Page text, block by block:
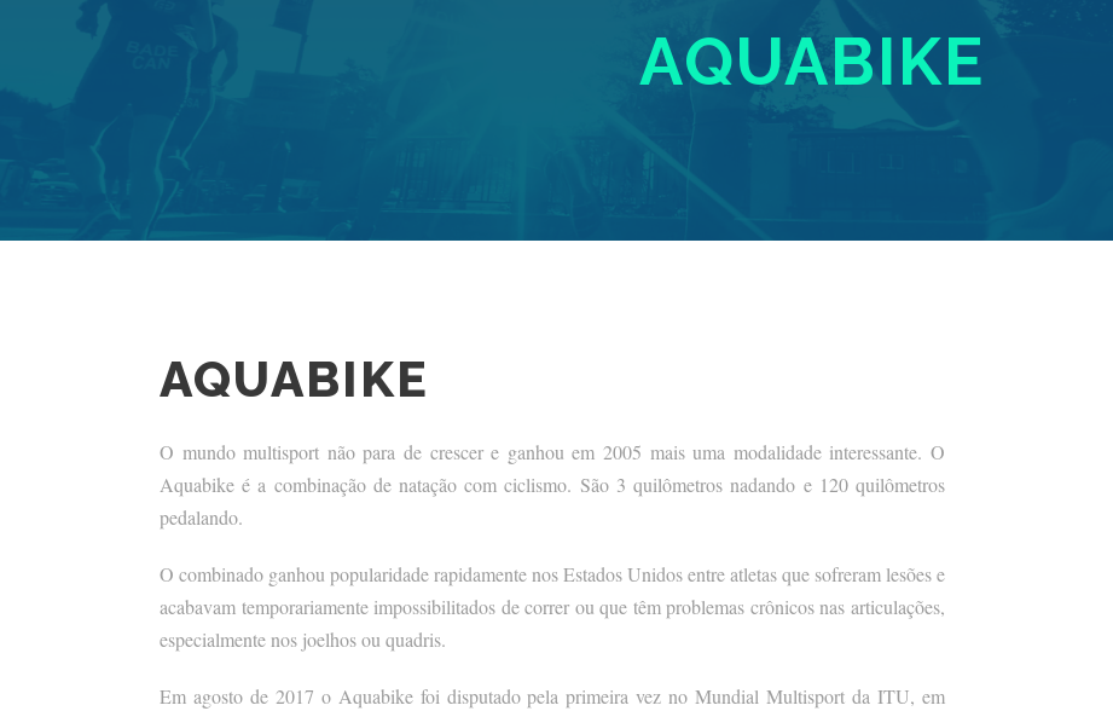
AQUABIKE
AQUABIKE
O mundo multisport não para de crescer e ganhou em 2005 mais uma modalidade interessante. O
Aquabike é a combinação de natação com ciclismo. São 3 quilômetros nadando e 120 quilômetros
pedalando.
O combinado ganhou popularidade rapidamente nos Estados Unidos entre atletas que sofreram lesões e
acabavam temporariamente impossibilitados de correr ou que têm problemas crônicos nas articulações,
especialmente nos joelhos ou quadris.
Em agosto de 2017 o Aquabike foi disputado pela primeira vez no Mundial Multisport da ITU, em